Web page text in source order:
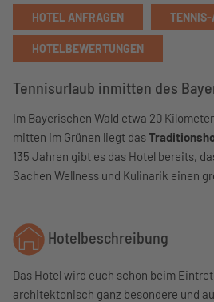
HOTEL ANFRAGEN TENNIS-
HOTELBEWERTUNGEN
Tennisurlaub inmitten des
Im Bayerischen Wald etwa 20
mitten im Grünen liegt das
135 Jahren gibt es das Hotel bereits,
Sachen Wellness und Kulinarik einen
Hotelbeschreibung
Das Hotel wird euch schon beim
architektonisch ganz besondere und